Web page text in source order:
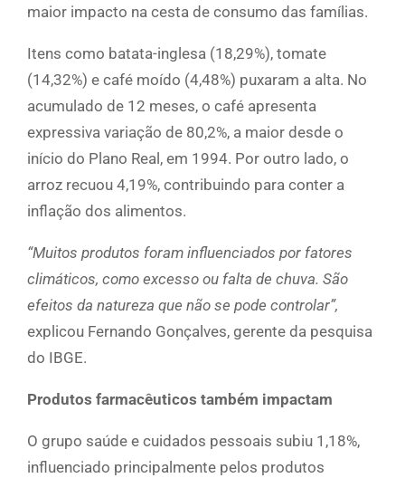
maior impacto na cesta de consumo das famílias.
Itens como batata-inglesa (18,29%), tomate
(14,32%) e café moído (4,48%) puxaram a alta. No
acumulado de 12 meses, o café apresenta
expressiva variação de 80,2%, a maior desde o
início do Plano Real, em 1994. Por outro lado, o
arroz recuou 4,19%, contribuindo para conter a
inflação dos alimentos.
“Muitos produtos foram influenciados por fatores
climáticos, como excesso ou falta de chuva. São
efeitos da natureza que não se pode controlar”,
explicou Fernando Gonçalves, gerente da pesquisa
do IBGE.
Produtos farmacêuticos também impactam
O grupo saúde e cuidados pessoais subiu 1,18%,
influenciado principalmente pelos produtos